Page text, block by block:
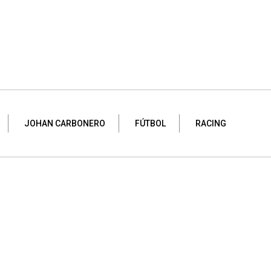
JOHAN CARBONERO FÚTBOL RACING